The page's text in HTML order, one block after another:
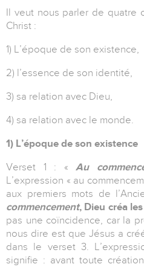
Il veut nous parler de
Christ :
1) L’époque de son existence,
2) l’essence de son identité,
3) sa relation avec Dieu,
4) sa relation avec le monde.
1) L’époque de son existence
Verset 1 : «Au
L’expression « au
aux premiers mots de
commencement, Dieu créa
pas une coïncidence, car la
nous dire est que Jésus a
dans le verset 3.
signifie : avant toute